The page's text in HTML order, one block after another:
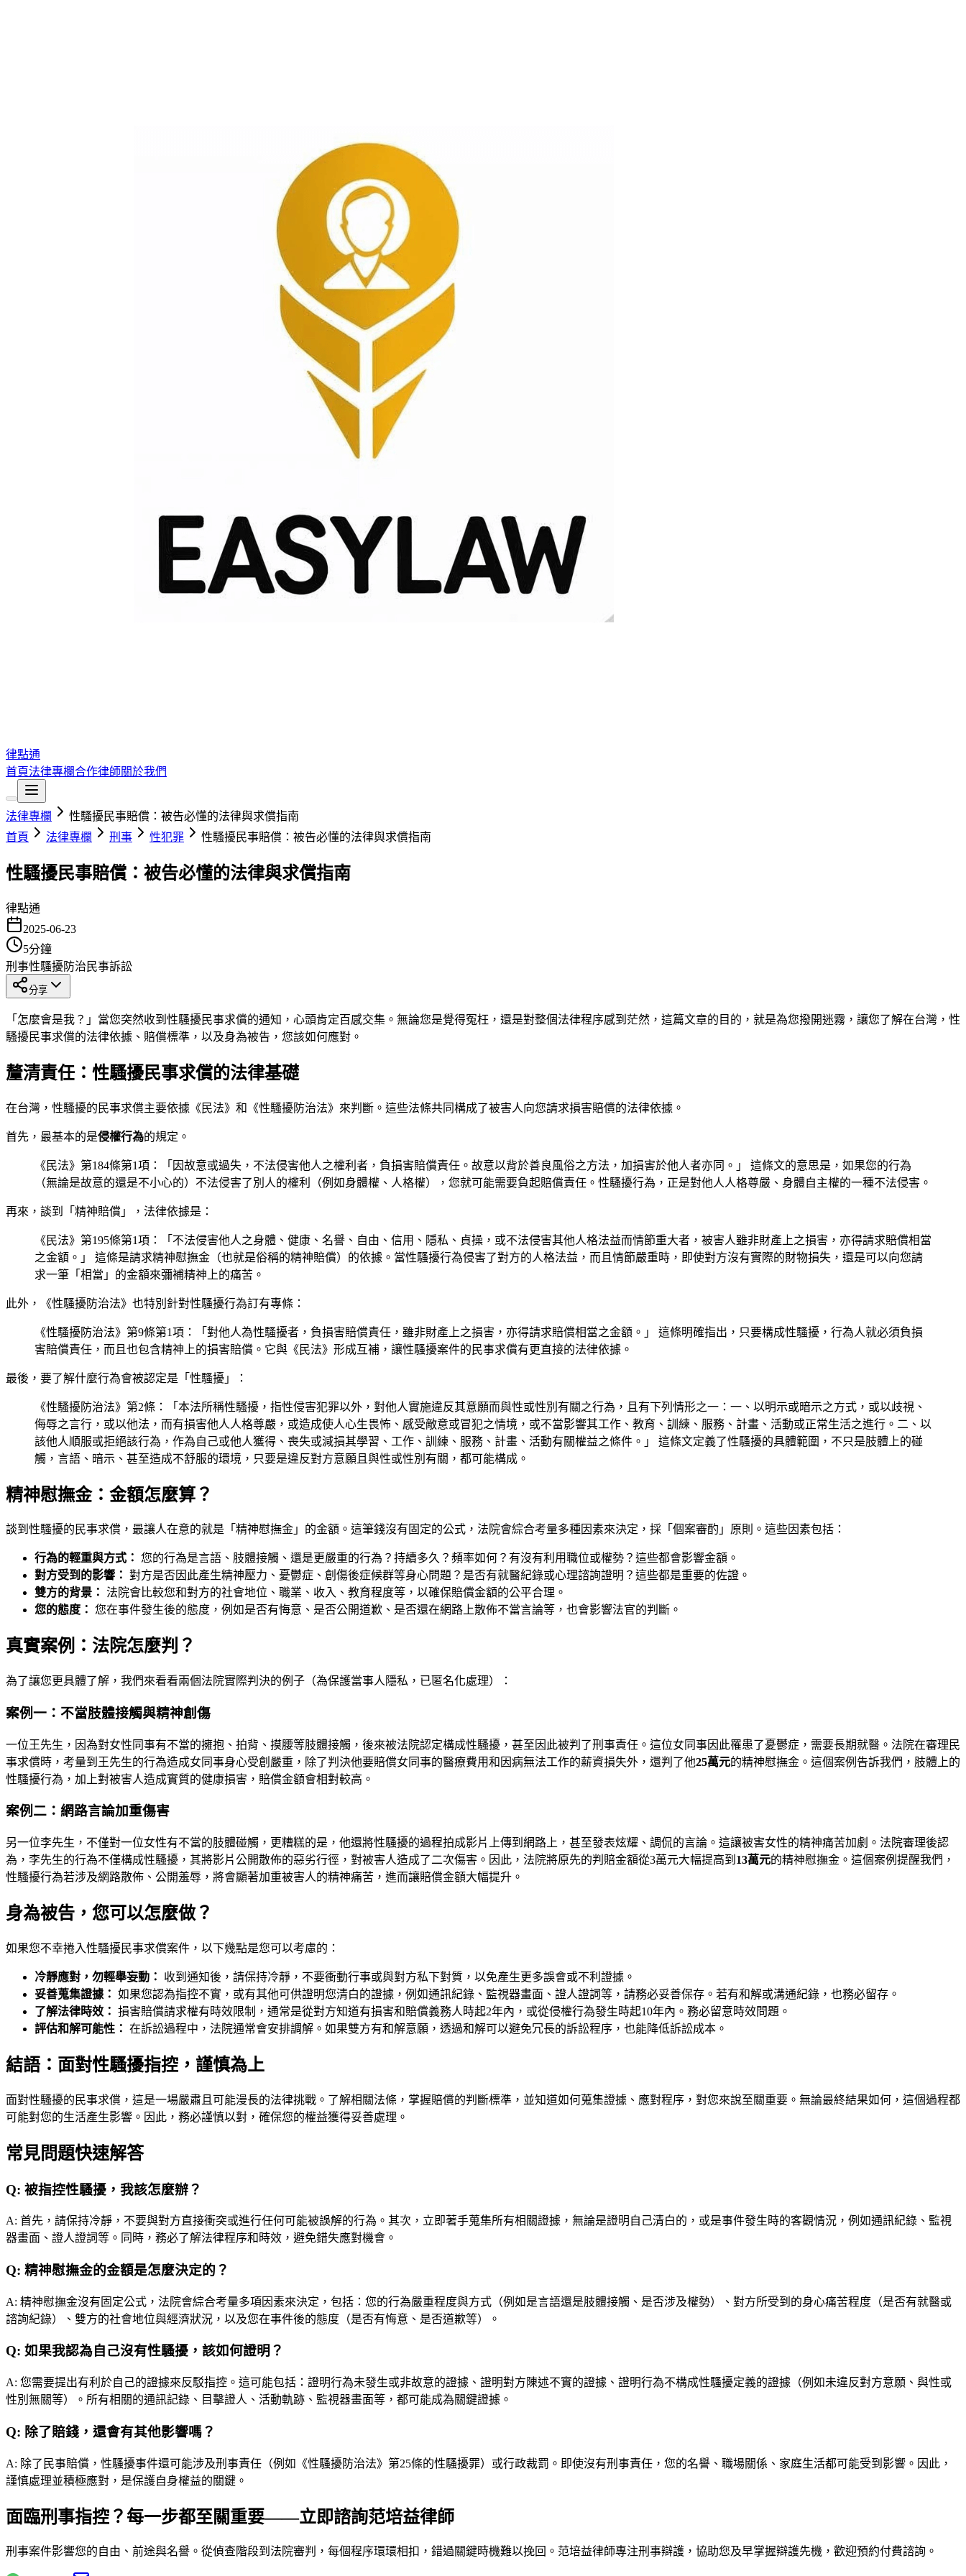
律點通
首頁法律專欄合作律師關於我們
法律專欄
性騷擾民事賠償：被告必懂的法律與求償指南
首頁
法律專欄 刑事 性犯罪 性騷擾民事賠償：被告必懂的法律與求償指南
性騷擾民事賠償：被告必懂的法律與求償指南
律點通
2025-06-23
5分鐘
刑事性騷擾防治 民事訴訟
分享
「怎麼會是我？」當您突然收到性騷擾民事求償的通知，心頭肯定百感交集。無論您是覺得冤枉，還是對整個法律程序感到茫然，這篇文章的目的，就是為您撥開迷霧，讓您了解在台灣，性
騷擾民事求償的法律依據、賠償標準，以及身為被告，您該如何應對。
釐清責任：性騷擾民事求償的法律基礎
在台灣，性騷擾的民事求償主要依據《民法》和《性騷擾防治法》來判斷。這些法條共同構成了被害人向您請求損害賠償的法律依據。
首先，最基本的是侵權行為的規定。
《民法》第184條第1項：「因故意或過失，不法侵害他人之權利者，負損害賠償責任。故意以背於善良風俗之方法，加損害於他人者亦同。」 這條文的意思是，如果您的行為
（無論是故意的還是不小心的）不法侵害了別人的權利（例如身體權、人格權），您就可能需要負起賠償責任。性騷擾行為，正是對他人人格尊嚴、身體自主權的一種不法侵害。
再來，談到「精神賠償」，法律依據是：
《民法》第195條第1項：「不法侵害他人之身體、健康、名譽、自由、信用、隱私、貞操，或不法侵害其他人格法益而情節重大者，被害人雖非財產上之損害，亦得請求賠償相當
之金額。」 這條是請求精神慰撫金（也就是俗稱的精神賠償）的依據。當性騷擾行為侵害了對方的人格法益，而且情節嚴重時，即使對方沒有實際的財物損失，還是可以向您請
求一筆「相當」的金額來彌補精神上的痛苦。
此外，《性騷擾防治法》也特別針對性騷擾行為訂有專條：
《性騷擾防治法》第9條第1項：「對他人為性騷擾者，負損害賠償責任，雖非財產上之損害，亦得請求賠償相當之金額。」 這條明確指出，只要構成性騷擾，行為人就必須負損
害賠償責任，而且也包含精神上的損害賠償。它與《民法》形成互補，讓性騷擾案件的民事求償有更直接的法律依據。
最後，要了解什麼行為會被認定是「性騷擾」：
《性騷擾防治法》第2條：「本法所稱性騷擾，指性侵害犯罪以外，對他人實施違反其意願而與性或性別有關之行為，且有下列情形之一：一、以明示或暗示之方式，或以歧視、
侮辱之言行，或以他法，而有損害他人人格尊嚴，或造成使人心生畏怖、感受敵意或冒犯之情境，或不當影響其工作、教育、訓練、服務、計畫、活動或正常生活之進行。二、以
該他人順服或拒絕該行為，作為自己或他人獲得、喪失或減損其學習、工作、訓練、服務、計畫、活動有關權益之條件。」 這條文定義了性騷擾的具體範圍，不只是肢體上的碰
觸，言語、暗示、甚至造成不舒服的環境，只要是違反對方意願且與性或性別有關，都可能構成。
精神慰撫金：金額怎麼算？
談到性騷擾的民事求償，最讓人在意的就是「精神慰撫金」的金額。這筆錢沒有固定的公式，法院會綜合考量多種因素來決定，採「個案審酌」原則。這些因素包括：
行為的輕重與方式： 您的行為是言語、肢體接觸、還是更嚴重的行為？持續多久？頻率如何？有沒有利用職位或權勢？這些都會影響金額。
對方受到的影響： 對方是否因此產生精神壓力、憂鬱症、創傷後症候群等身心問題？是否有就醫紀錄或心理諮詢證明？這些都是重要的佐證。
雙方的背景： 法院會比較您和對方的社會地位、職業、收入、教育程度等，以確保賠償金額的公平合理。
您的態度： 您在事件發生後的態度，例如是否有悔意、是否公開道歉、是否還在網路上散佈不當言論等，也會影響法官的判斷。
真實案例：法院怎麼判？
為了讓您更具體了解，我們來看看兩個法院實際判決的例子（為保護當事人隱私，已匿名化處理）：
案例一：不當肢體接觸與精神創傷
一位王先生，因為對女性同事有不當的擁抱、拍背、摸腰等肢體接觸，後來被法院認定構成性騷擾，甚至因此被判了刑事責任。這位女同事因此罹患了憂鬱症，需要長期就醫。法院在審理民
事求償時，考量到王先生的行為造成女同事身心受創嚴重，除了判決他要賠償女同事的醫療費用和因病無法工作的薪資損失外，還判了他25萬元的精神慰撫金。這個案例告訴我們，肢體上的
性騷擾行為，加上對被害人造成實質的健康損害，賠償金額會相對較高。
案例二：網路言論加重傷害
另一位李先生，不僅對一位女性有不當的肢體碰觸，更糟糕的是，他還將性騷擾的過程拍成影片上傳到網路上，甚至發表炫耀、調侃的言論。這讓被害女性的精神痛苦加劇。法院審理後認
為，李先生的行為不僅構成性騷擾，其將影片公開散佈的惡劣行徑，對被害人造成了二次傷害。因此，法院將原先的判賠金額從3萬元大幅提高到 13萬元的精神慰撫金。這個案例提醒我們，
性騷擾行為若涉及網路散佈、公開羞辱，將會顯著加重被害人的精神痛苦，進而讓賠償金額大幅提升。
身為被告，您可以怎麼做？
如果您不幸捲入性騷擾民事求償案件，以下幾點是您可以考慮的：
冷靜應對，勿輕舉妄動：
收到通知後，請保持冷靜，不要衝動行事或與對方私下對質，以免產生更多誤會或不利證據。
妥善蒐集證據： 如果您認為指控不實，或有其他可供證明您清白的證據，例如通訊紀錄、監視器畫面、證人證詞等，請務必妥善保存。若有和解或溝通紀錄，也務必留存。
了解法律時效： 損害賠償請求權有時效限制，通常是從對方知道有損害和賠償義務人時起2年內，或從侵權行為發生時起10年內。務必留意時效問題。
評估和解可能性： 在訴訟過程中，法院通常會安排調解。如果雙方有和解意願，透過和解可以避免冗長的訴訟程序，也能降低訴訟成本。
結語：面對性騷擾指控，謹慎為上
面對性騷擾的民事求償，這是一場嚴肅且可能漫長的法律挑戰。了解相關法條，掌握賠償的判斷標準，並知道如何蒐集證據、應對程序，對您來說至關重要。無論最終結果如何，這個過程都
可能對您的生活產生影響。因此，務必謹慎以對，確保您的權益獲得妥善處理。
常見問題快速解答
Q: 被指控性騷擾，我該怎麼辦？
A: 首先，請保持冷靜，不要與對方直接衝突或進行任何可能被誤解的行為。其次，立即著手蒐集所有相關證據，無論是證明自己清白的，或是事件發生時的客觀情況，例如通訊紀錄、監視
器畫面、證人證詞等。同時，務必了解法律程序和時效，避免錯失應對機會。
Q: 精神慰撫金的金額是怎麼決定的？
A: 精神慰撫金沒有固定公式，法院會綜合考量多項因素來決定，包括：您的行為嚴重程度與方式（例如是言語還是肢體接觸、是否涉及權勢）、對方所受到的身心痛苦程度（是否有就醫或
諮詢紀錄）、雙方的社會地位與經濟狀況，以及您在事件後的態度（是否有悔意、是否道歉等）。
Q: 如果我認為自己沒有性騷擾，該如何證明？
A: 您需要提出有利於自己的證據來反駁指控。這可能包括：證明行為未發生或非故意的證據、證明對方陳述不實的證據、證明行為不構成性騷擾定義的證據（例如未違反對方意願、與性或
性別無關等）。所有相關的通訊記錄、目擊證人、活動軌跡、監視器畫面等，都可能成為關鍵證據。
Q: 除了賠錢，還會有其他影響嗎？
A: 除了民事賠償，性騷擾事件還可能涉及刑事責任（例如《性騷擾防治法》第25條的性騷擾罪）或行政裁罰。即使沒有刑事責任，您的名譽、職場關係、家庭生活都可能受到影響。因此，
謹慎處理並積極應對，是保護自身權益的關鍵。
面臨刑事指控？每一步都至關重要——立即諮詢范培益律師
刑事案件影響您的自由、前途與名譽。從偵查階段到法院審判，每個程序環環相扣，錯過關鍵時機難以挽回。 范培益律師專注刑事辯護，協助您及早掌握辯護先機，歡迎預約付費諮詢。